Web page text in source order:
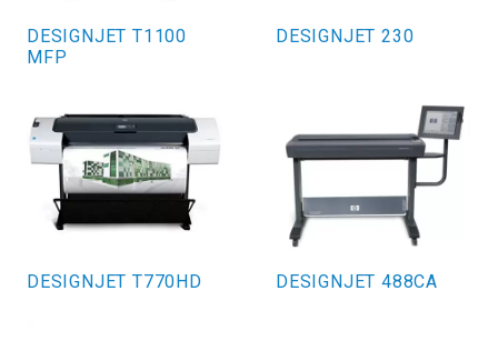
DESIGNJET T1100
MFP
DESIGNJET T770HD
DESIGNJET 230
DESIGNJET 488CA